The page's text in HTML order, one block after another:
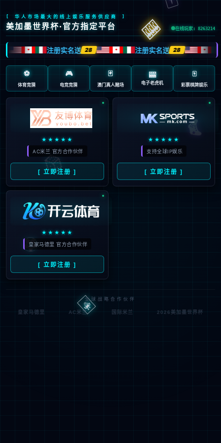
抱歉，您正在进行非法请求操作
返回首页